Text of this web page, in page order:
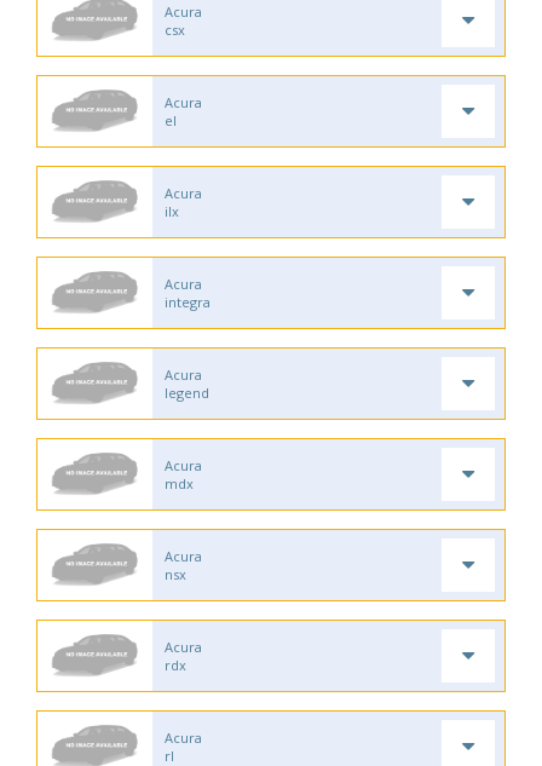
Acura
csx
Acura
el
Acura
ilx
Acura
integra
Acura
legend
Acura
mdx
Acura
nsx
Acura
rdx
Acura
rl